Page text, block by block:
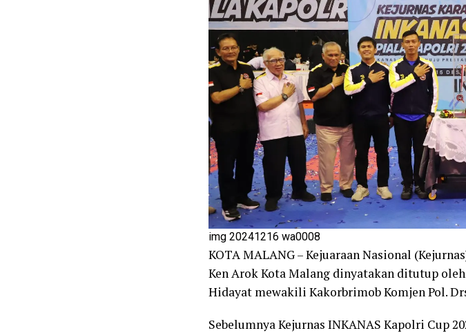
img 20241216 wa0008
KOTA MALANG – Kejuaraan Nasional
Ken Arok Kota Malang dinyatakan ditutup
Hidayat mewakili Kakorbrimob Komjen Pol.
Sebelumnya Kejurnas INKANAS Kapolri Cup